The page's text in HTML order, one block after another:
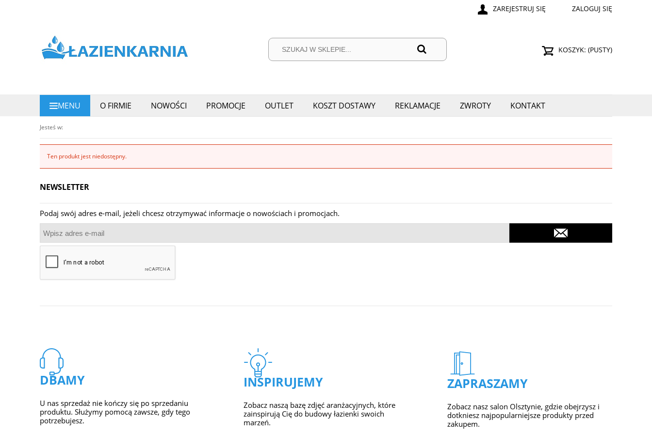
ZAREJESTRUJ SIĘ ZALOGUJ SIĘ
KOSZYK: (PUSTY)
MENU O FIRMIE NOWOŚCI PROMOCJE OUTLET KOSZT DOSTAWY REKLAMACJE ZWROTY
KONTAKT
REGULAMIN SKLEPU
Jesteś w:
Ten produkt jest niedostępny.
NEWSLETTER
Podaj swój adres e-mail, jeżeli chcesz otrzymywać informacje o nowościach i promocjach.
DBAMY
U nas sprzedaż nie kończy się po sprzedaniu
produktu. Służymy pomocą zawsze, gdy tego
potrzebujesz.
INSPIRUJEMY
Zobacz naszą bazę zdjęć aranżacyjnych, które
zainspirują Cię do budowy łazienki swoich
marzeń.
ZAPRASZAMY
Zobacz nasz salon Olsztynie, gdzie obejrzysz i
dotkniesz najpopularniejsze produkty przed
zakupem.